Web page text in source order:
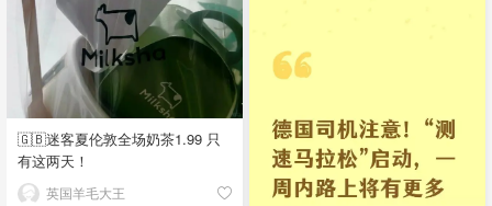
🇬🇧迷客夏伦敦全场奶茶1.99 只
有这两天！
英国羊毛大王